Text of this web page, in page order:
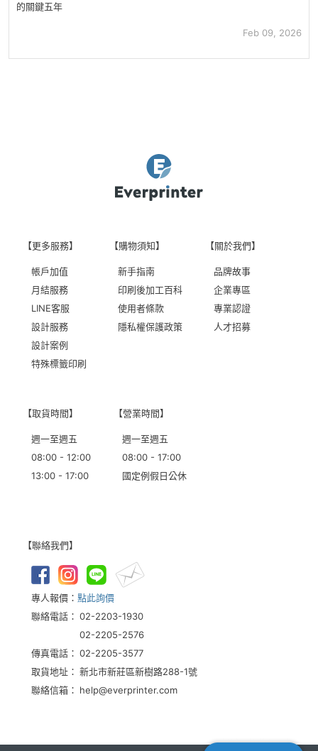
的關鍵五年
Feb 09, 2026
【更多服務】
帳戶加值
月結服務
LINE客服
設計服務
設計案例
特殊標籤印刷
【購物須知】
新手指南
印刷後加工百科
使用者條款
隱私權保護政策
【關於我們】
品牌故事
企業專區
專業認證
人才招募
【取貨時間】
週一至週五
08:00 - 12:00
13:00 - 17:00
【營業時間】
週一至週五
08:00 - 17:00
國定例假日公休
【聯絡我們】
專人報價： 點此詢價
聯絡電話： 02-2203-1930
02-2205-2576
傳真電話： 02-2205-3577
取貨地址： 新北市新莊區新樹路288-1號
聯絡信箱： help@everprinter.com